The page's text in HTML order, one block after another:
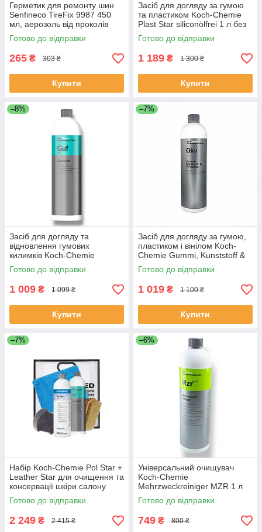
Герметик для ремонту шин
Senfineco TireFix 9987 450
мл, аерозоль від проколів
Готово до відправки
265 ₴ 303 ₴
Купити
Засіб для догляду за гумою
та пластиком Koch-Chemie
Plast Star siliconölfrei 1 л без
силікону
Готово до відправки
1 189 ₴ 1 300 ₴
Купити
–8%
Засіб для догляду та
відновлення гумових
килимків Koch-Chemie
Gummifix 1 л
Готово до відправки
1 009 ₴ 1 099 ₴
Купити
–7%
Засіб для догляду за гумою,
пластиком і вінілом Koch-
Chemie Gummi, Kunststoff &
Vinylpflege 1 л
Готово до відправки
1 019 ₴ 1 100 ₴
Купити
–7%
Набір Koch-Chemie Pol Star +
Leather Star для очищення та
консервації шкіри салону
авто
Готово до відправки
2 249 ₴ 2 415 ₴
–6%
Універсальний очищувач
Koch-Chemie
Mehrzweckreiniger MZR 1 л
для салону авто
Готово до відправки
749 ₴ 800 ₴